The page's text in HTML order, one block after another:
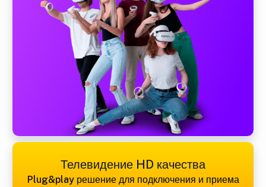
Телевидение HD качества
Plug&play решение для подключения и приема